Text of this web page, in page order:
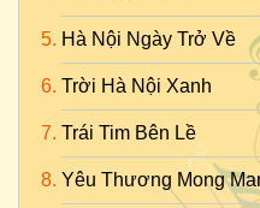
Hà Nội Ngày Trở Về
Trời Hà Nội Xanh
Trái Tim Bên Lề
Yêu Thương Mong